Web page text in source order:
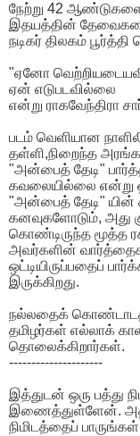
நேற்று 42
இதயத்தின்
நடிகர் திலகம்
"ஏனோ
ஏன் எடுபடவில்லை
என்று ராகவேந்திரா
படம் வெளியான
தள்ளி,நிறைந்த
"அன்பைத் தேடி"
கவலையில்லை என்று
"அன்பைத் தேடி" யின்
கனவுகளோடும், அது
கொண்டிருந்த மூத்த
அவர்களின்
ஒட்டியிருப்பதைப்
இருக்கிறது.
நல்லதைக்
தமிழர்கள் எல்லாக்
தொலைக்கிறார்கள்.
---------------------
இத்துடன் ஒரு பத்து
இணைத்துள்ளேன்.
நிமிடத்தைப்